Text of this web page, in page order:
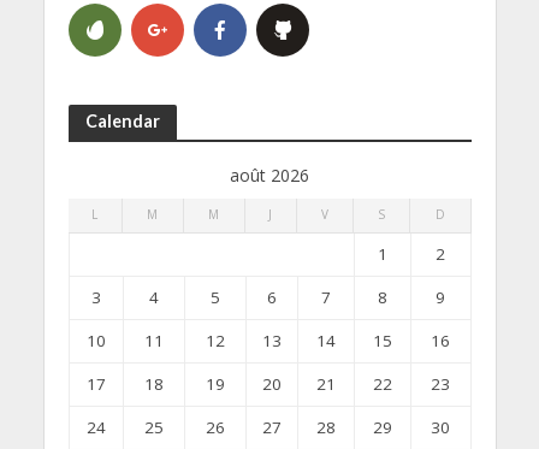
Calendar
août 2026
L M M J V S D
1
2
3
4 5 6 7 8
9
10
11 12 13 14 15
16
17
18 19 20 21 22
23
24
25 26 27 28 29
30